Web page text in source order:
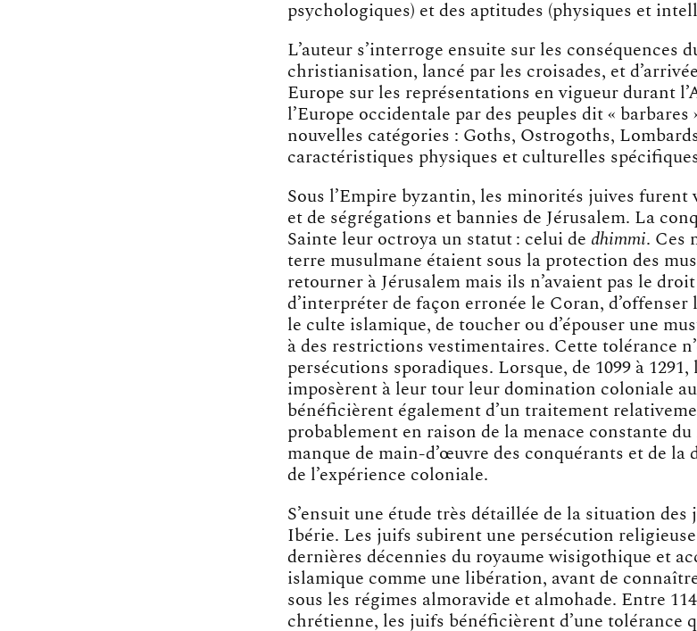
psychologiques) et des aptitudes (physiques et
L’auteur s’interroge ensuite sur les conséquences
christianisation, lancé par les croisades, et
Europe sur les représentations en vigueur durant
l’Europe occidentale par des peuples dit «
nouvelles catégories : Goths, Ostrogoths,
caractéristiques physiques et culturelles
Sous l’Empire byzantin, les minorités juives
et de ségrégations et bannies de Jérusalem. La
Sainte leur octroya un statut : celui de dhimmi. Ces
terre musulmane étaient sous la protection des
retourner à Jérusalem mais ils n’avaient pas le
d’interpréter de façon erronée le Coran,
le culte islamique, de toucher ou d’épouser une
à des restrictions vestimentaires. Cette tolérance
persécutions sporadiques. Lorsque, de 1099 à
imposèrent à leur tour leur domination coloniale
bénéficièrent également d’un traitement
probablement en raison de la menace constante
manque de main-d’œuvre des conquérants et de la
de l’expérience coloniale.
S’ensuit une étude très détaillée de la situation des
Ibérie. Les juifs subirent une persécution
dernières décennies du royaume wisigothique et
islamique comme une libération, avant de
sous les régimes almoravide et almohade. Entre
chrétienne, les juifs bénéficièrent d’une tolérance